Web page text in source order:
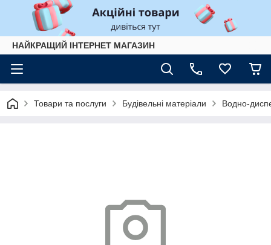
НАЙКРАЩИЙ ІНТЕРНЕТ МАГАЗИН
Товари та послуги Будівельні матеріали Водно-